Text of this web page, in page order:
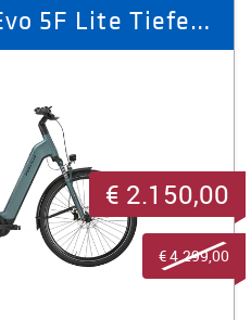
Pegasus Strong Evo 5F Lite Tiefeinsteiger grün
€ 2.150,00
€ 4.299,00